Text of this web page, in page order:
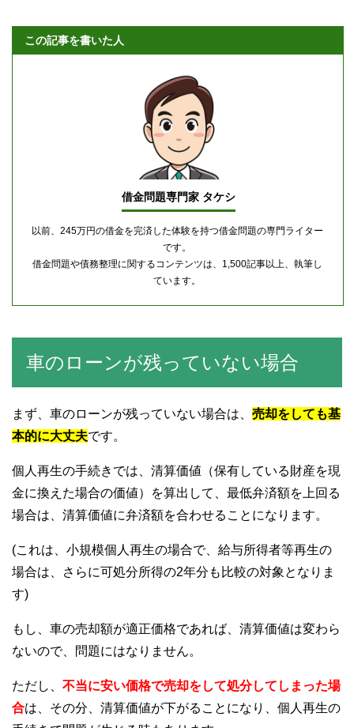
この記事を書いた人
借金問題専門家 タケシ
以前、245万円の借金を完済した体験を持つ借金問題の専門ライター
です。
借金問題や債務整理に関するコンテンツは、1,500記事以上、執筆し
ています。
車のローンが残っていない場合
まず、車のローンが残っていない場合は、 売却をしても基
本的に大丈夫です。
個人再生の手続きでは、清算価値（保有している財産を現
金に換えた場合の価値）を算出して、最低弁済額を上回る
場合は、清算価値に弁済額を合わせることになります。
(これは、小規模個人再生の場合で、給与所得者等再生の
場合は、さらに可処分所得の2年分も比較の対象となりま
す)
もし、車の売却額が適正価格であれば、清算価値は変わら
ないので、問題にはなりません。
ただし、 不当に安い価格で売却をして処分してしまった場
合は、その分、清算価値が下がることになり、個人再生の